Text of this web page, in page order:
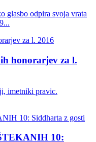
glasbo odpira svoja vrata
honorarjev za l.
imetniki pravic.
10: